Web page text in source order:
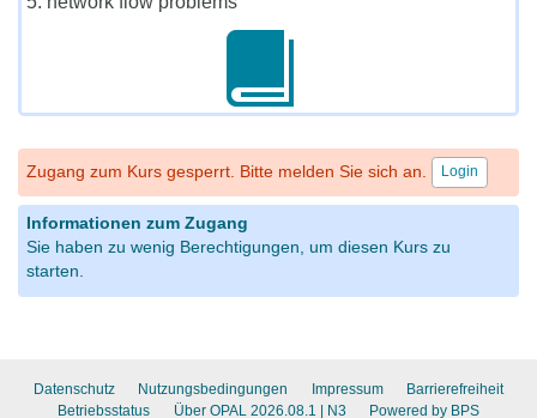
Zugang zum Kurs gesperrt. Bitte melden Sie sich an. Login
Informationen zum Zugang
Sie haben zu wenig Berechtigungen, um diesen Kurs zu
starten.
Datenschutz Nutzungsbedingungen Impressum
Barrierefreiheit
Betriebsstatus
Über OPAL 2026.08.1 | N3 Powered by BPS